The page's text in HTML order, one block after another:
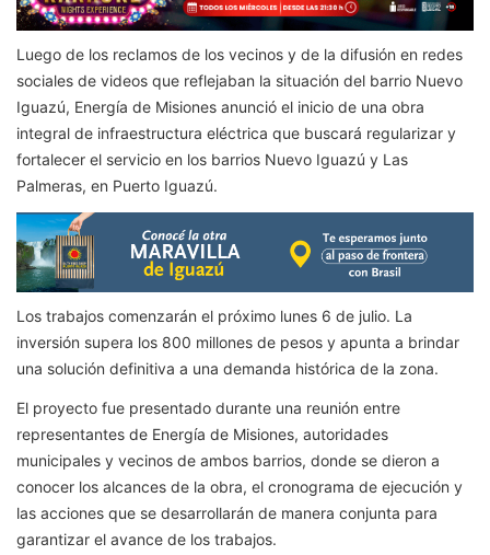
Luego de los reclamos de los vecinos y de la difusión en redes
sociales de videos que reflejaban la situación del barrio Nuevo
Iguazú, Energía de Misiones anunció el inicio de una obra
integral de infraestructura eléctrica que buscará regularizar y
fortalecer el servicio en los barrios Nuevo Iguazú y Las
Palmeras, en Puerto Iguazú.
Los trabajos comenzarán el próximo lunes 6 de julio. La
inversión supera los 800 millones de pesos y apunta a brindar
una solución definitiva a una demanda histórica de la zona.
El proyecto fue presentado durante una reunión entre
representantes de Energía de Misiones, autoridades
municipales y vecinos de ambos barrios, donde se dieron a
conocer los alcances de la obra, el cronograma de ejecución y
las acciones que se desarrollarán de manera conjunta para
garantizar el avance de los trabajos.